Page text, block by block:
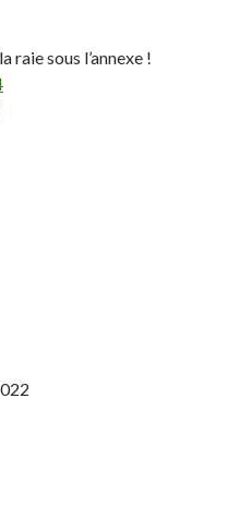
raie sous l’annexe !